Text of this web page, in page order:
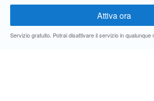
Servizio gratuito. Potrai disattivare il servizio in qualunque